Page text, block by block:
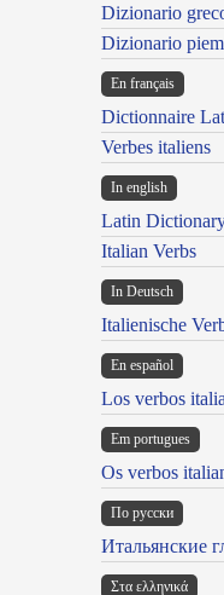
Dizionario
Dizionario
En français
Dictionnaire
Verbes italiens
In english
Latin
Italian Verbs
In Deutsch
Italienische
En español
Los verbos
Em portugues
Os verbos
По русски
Итальянские
Στα ελληνικά